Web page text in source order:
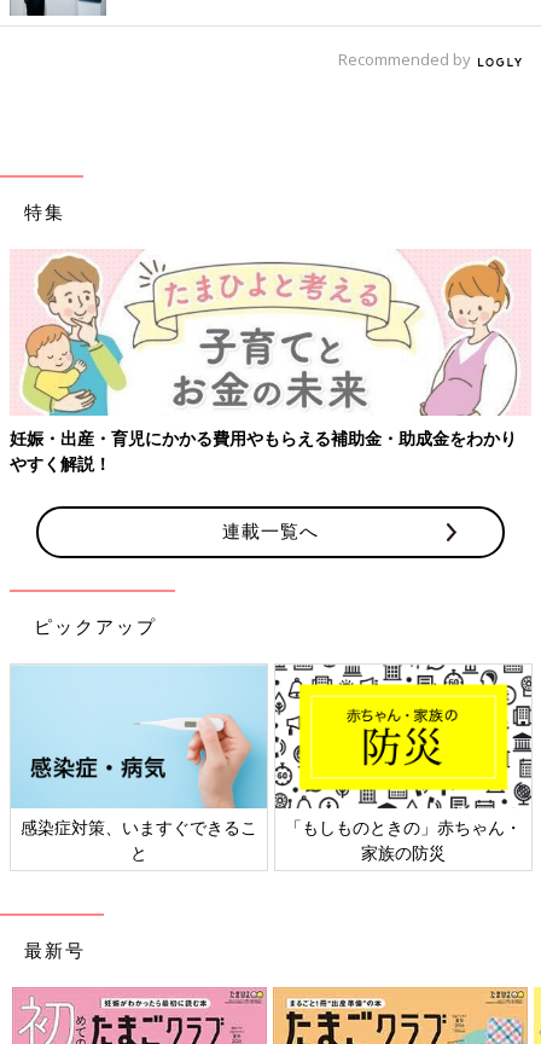
Recommended by
特集
妊娠・出産・育児にかかる費用やもらえる補助金・助成金をわかり
やすく解説！
連載一覧へ
ピックアップ
感染症対策、いますぐできるこ
と
「もしものときの」赤ちゃん・
家族の防災
最新号